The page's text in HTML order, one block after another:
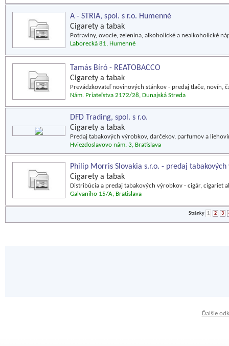
A - STRIA, spol. s r.o. Humenné
Cigarety a tabak
Potraviny, ovocie, zelenina, alkoholické a nealkoholické
Laborecká 81, Humenné
Tamás Bíró - REATOBACCO
Cigarety a tabak
Prevádzkovateľ novinových stánkov - predaj tlače, novín,
Nám. Priateľstva 2172/28, Dunajská Streda
DFD Trading, spol. s r.o.
Cigarety a tabak
Predaj tabakových výrobkov, darčekov, parfumov a
Hviezdoslavovo nám. 3, Bratislava
Philip Morris Slovakia s.r.o. - predaj tabakových
Cigarety a tabak
Distribúcia a predaj tabakových výrobkov - cigár, cigariet
Galvaniho 15/A, Bratislava
Stránky 1 2 3
Ďalšie